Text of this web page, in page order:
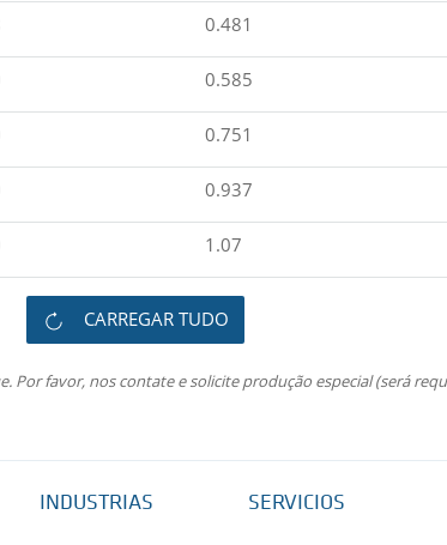
0.481
0.585
0.751
0.937
1.07
CARREGAR TUDO
Por favor, nos contate e solicite produção especial (será
INDUSTRIAS SERVICIOS